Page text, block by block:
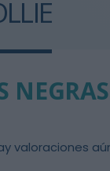
valoraciones